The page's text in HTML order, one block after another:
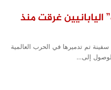
غرقت منذ
تم تدميرها في الحرب العالمية
الوصول إلى…